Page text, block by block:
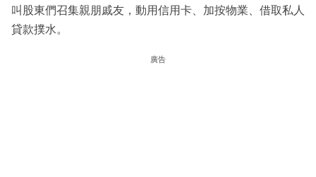
叫股東們召集親朋戚友，動用信用卡、加按物業、借取私人
貸款撲水。
廣告